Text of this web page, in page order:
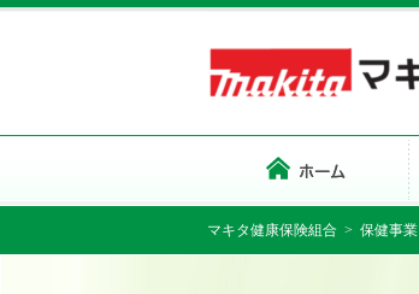
マキタ健康保険組合 > 保健事業